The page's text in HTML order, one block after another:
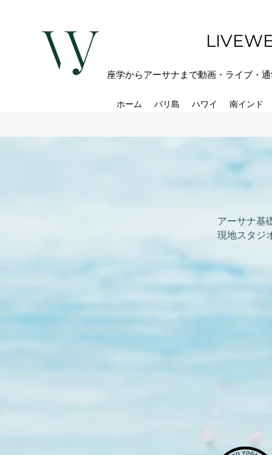
座学からアーサナまで動画・ライブ・
ホーム バリ島 ハワイ 南インド
アーサナ基
現地スタジ